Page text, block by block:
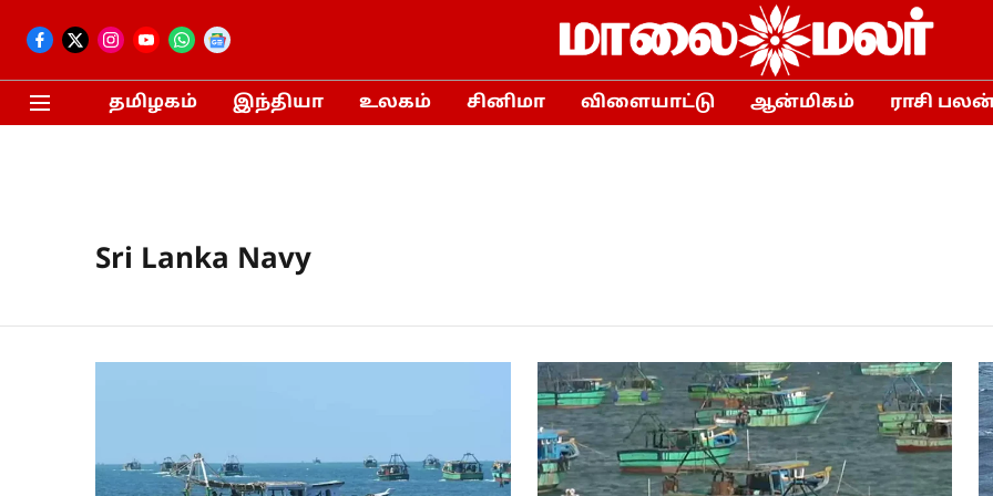
தமிழகம் இந்தியா உலகம் சினிமா விளையாட்டு ஆன்மிகம் ராசி
Sri Lanka Navy